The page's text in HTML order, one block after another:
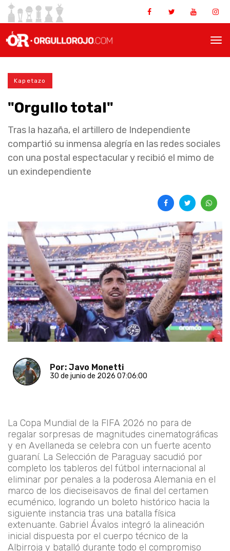
Kapetazo
"Orgullo total"
Tras la hazaña, el artillero de Independiente
compartió su inmensa alegría en las redes sociales
con una postal espectacular y recibió el mimo de
un exindependiente
Por: Javo Monetti
30 de junio de 2026 07:06:00
La Copa Mundial de la FIFA 2026 no para de
regalar sorpresas de magnitudes cinematográficas
y en Avellaneda se celebra con un fuerte acento
guaraní. La Selección de Paraguay sacudió por
completo los tableros del fútbol internacional al
eliminar por penales a la poderosa Alemania en el
marco de los dieciseisavos de final del certamen
ecuménico, logrando un boleto histórico hacia la
siguiente instancia tras una batalla física
extenuante. Gabriel Ávalos integró la alineación
inicial dispuesta por el cuerpo técnico de la
Albirroja y batalló durante todo el compromiso